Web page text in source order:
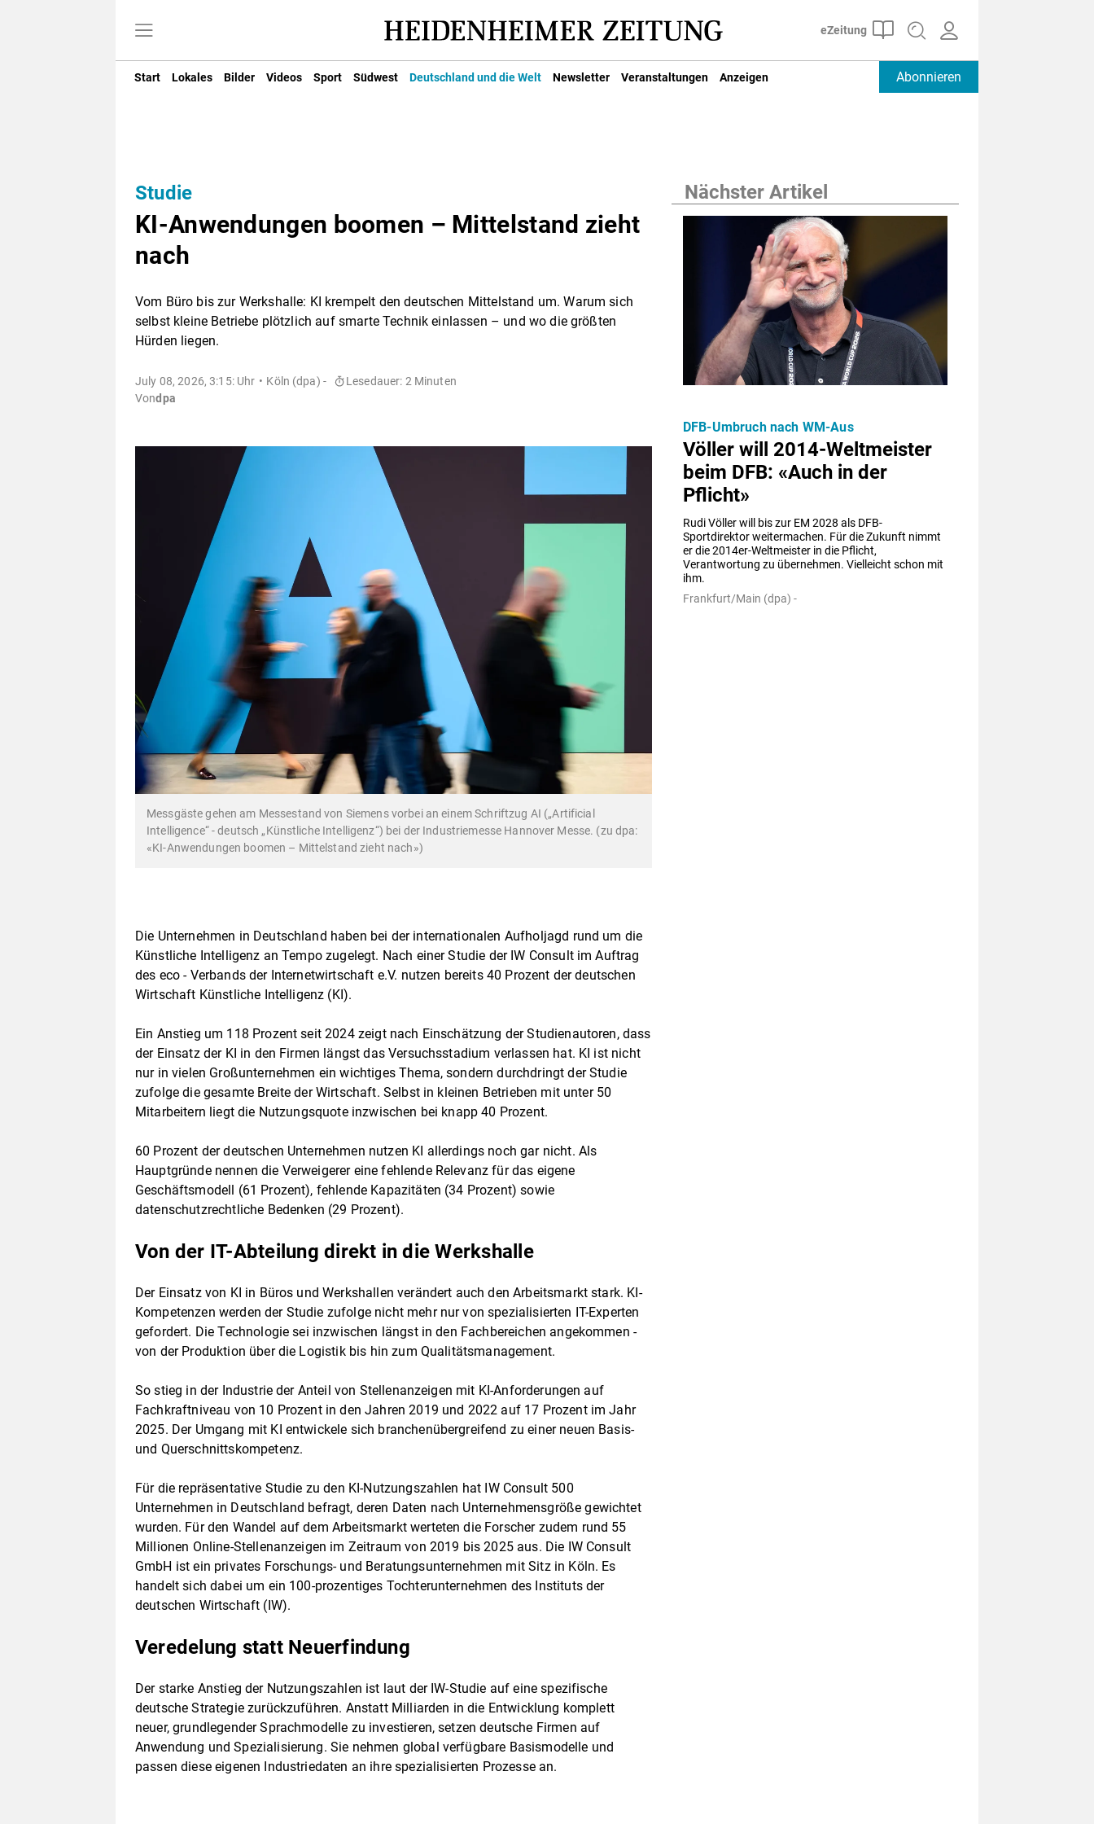
Start Lokales Bilder Videos Sport Südwest Deutschland und die Welt Newsletter Veranstaltungen Anzeigen Abonnieren
Studie
KI-Anwendungen boomen – Mittelstand zieht
nach
Vom Büro bis zur Werkshalle: KI krempelt den deutschen Mittelstand um. Warum sich
selbst kleine Betriebe plötzlich auf smarte Technik einlassen – und wo die größten
Hürden liegen.
July 08, 2026, 3:15: Uhr Köln (dpa) -
Lesedauer: 2 Minuten
Vondpa
Messgäste gehen am Messestand von Siemens vorbei an einem Schriftzug AI („Artificial
Intelligence“ - deutsch „Künstliche Intelligenz“) bei der Industriemesse Hannover Messe. (zu dpa:
«KI-Anwendungen boomen – Mittelstand zieht nach»)
Die Unternehmen in Deutschland haben bei der internationalen Aufholjagd rund um die
Künstliche Intelligenz an Tempo zugelegt. Nach einer Studie der IW Consult im Auftrag
des eco - Verbands der Internetwirtschaft e.V. nutzen bereits 40 Prozent der deutschen
Wirtschaft Künstliche Intelligenz (KI).
Ein Anstieg um 118 Prozent seit 2024 zeigt nach Einschätzung der Studienautoren, dass
der Einsatz der KI in den Firmen längst das Versuchsstadium verlassen hat. KI ist nicht
nur in vielen Großunternehmen ein wichtiges Thema, sondern durchdringt der Studie
zufolge die gesamte Breite der Wirtschaft. Selbst in kleinen Betrieben mit unter 50
Mitarbeitern liegt die Nutzungsquote inzwischen bei knapp 40 Prozent.
60 Prozent der deutschen Unternehmen nutzen KI allerdings noch gar nicht. Als
Hauptgründe nennen die Verweigerer eine fehlende Relevanz für das eigene
Geschäftsmodell (61 Prozent), fehlende Kapazitäten (34 Prozent) sowie
datenschutzrechtliche Bedenken (29 Prozent).
Von der IT-Abteilung direkt in die Werkshalle
Der Einsatz von KI in Büros und Werkshallen verändert auch den Arbeitsmarkt stark. KI-
Kompetenzen werden der Studie zufolge nicht mehr nur von spezialisierten IT-Experten
gefordert. Die Technologie sei inzwischen längst in den Fachbereichen angekommen -
von der Produktion über die Logistik bis hin zum Qualitätsmanagement.
So stieg in der Industrie der Anteil von Stellenanzeigen mit KI-Anforderungen auf
Fachkraftniveau von 10 Prozent in den Jahren 2019 und 2022 auf 17 Prozent im Jahr
2025. Der Umgang mit KI entwickele sich branchenübergreifend zu einer neuen Basis-
und Querschnittskompetenz.
Für die repräsentative Studie zu den KI-Nutzungszahlen hat IW Consult 500
Unternehmen in Deutschland befragt, deren Daten nach Unternehmensgröße gewichtet
wurden. Für den Wandel auf dem Arbeitsmarkt werteten die Forscher zudem rund 55
Millionen Online-Stellenanzeigen im Zeitraum von 2019 bis 2025 aus. Die IW Consult
GmbH ist ein privates Forschungs- und Beratungsunternehmen mit Sitz in Köln. Es
handelt sich dabei um ein 100-prozentiges Tochterunternehmen des Instituts der
deutschen Wirtschaft (IW).
Veredelung statt Neuerfindung
Der starke Anstieg der Nutzungszahlen ist laut der IW-Studie auf eine spezifische
deutsche Strategie zurückzuführen. Anstatt Milliarden in die Entwicklung komplett
neuer, grundlegender Sprachmodelle zu investieren, setzen deutsche Firmen auf
Anwendung und Spezialisierung. Sie nehmen global verfügbare Basismodelle und
passen diese eigenen Industriedaten an ihre spezialisierten Prozesse an.
Nächster Artikel
Völler will 2014-Weltmeister
beim DFB: «Auch in der
Pflicht»
Rudi Völler will bis zur EM 2028 als DFB-
Sportdirektor weitermachen. Für die Zukunft nimmt
er die 2014er-Weltmeister in die Pflicht,
Verantwortung zu übernehmen. Vielleicht schon mit
ihm.
DFB-Umbruch nach WM-Aus
Frankfurt/Main (dpa) -